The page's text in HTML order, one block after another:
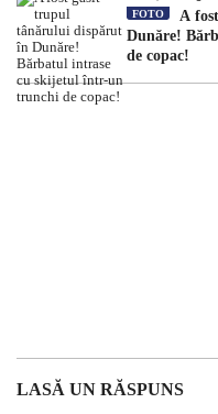
FOTO
A
Dunăre!
de copac!
LASĂ UN RĂSPUNS